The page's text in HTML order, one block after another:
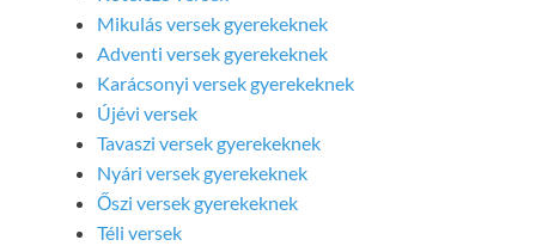
Mikulás versek gyerekeknek
Adventi versek gyerekeknek
Karácsonyi versek gyerekeknek
Újévi versek
Tavaszi versek gyerekeknek
Nyári versek gyerekeknek
Őszi versek gyerekeknek
Téli versek